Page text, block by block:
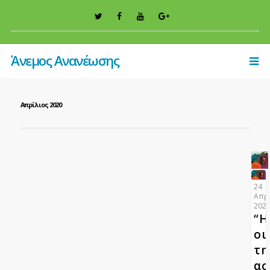
Άνεμος Ανανέωσης
Απρίλιος 2020
24
“Η